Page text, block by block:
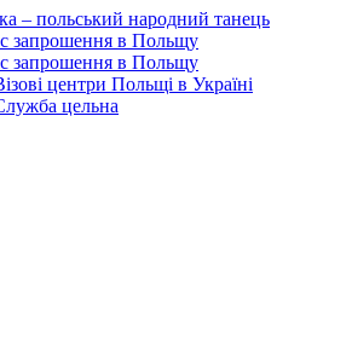
– польський народний танець
запрошення в Польщу
запрошення в Польщу
центри Польщі в Україні
цельна